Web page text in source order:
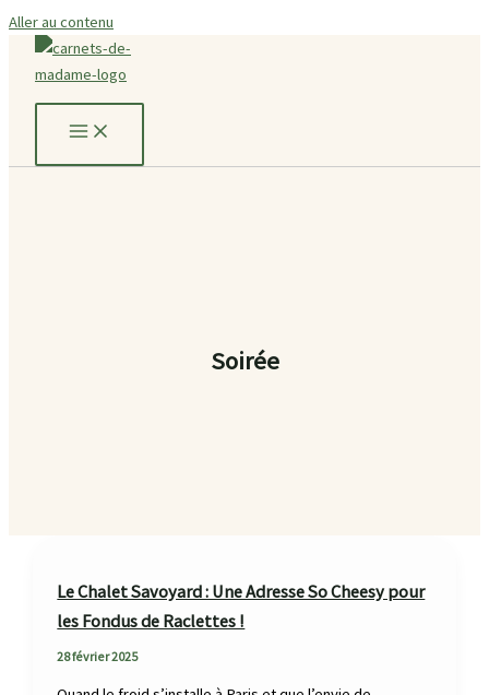
Aller au contenu
Soirée
Le Chalet Savoyard : Une Adresse So Cheesy pour
les Fondus de Raclettes !
28 février 2025